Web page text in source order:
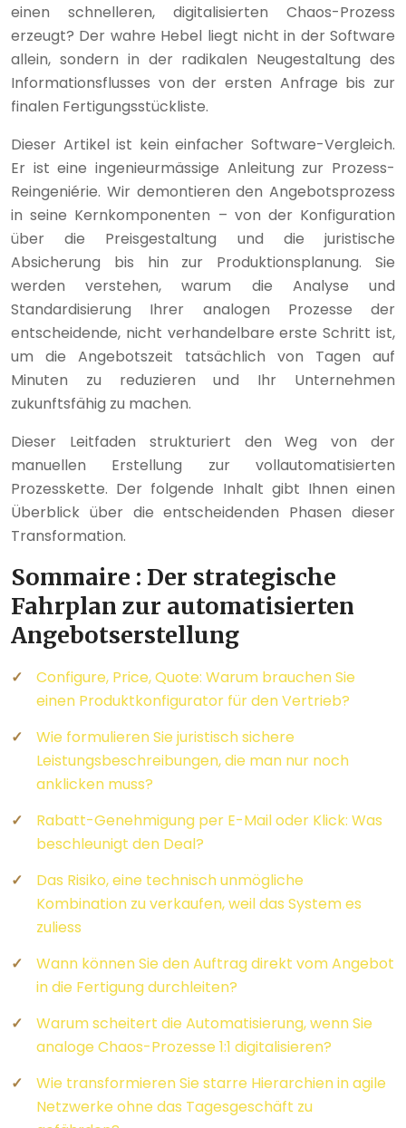
einen schnelleren, digitalisierten Chaos-Prozess
erzeugt? Der wahre Hebel liegt nicht in der Software
allein, sondern in der radikalen Neugestaltung des
Informationsflusses von der ersten Anfrage bis zur
finalen Fertigungsstückliste.
Dieser Artikel ist kein einfacher Software-Vergleich.
Er ist eine ingenieurmässige Anleitung zur Prozess-
Reingeniérie. Wir demontieren den Angebotsprozess
in seine Kernkomponenten – von der Konfiguration
über die Preisgestaltung und die juristische
Absicherung bis hin zur Produktionsplanung. Sie
werden verstehen, warum die Analyse und
Standardisierung Ihrer analogen Prozesse der
entscheidende, nicht verhandelbare erste Schritt ist,
um die Angebotszeit tatsächlich von Tagen auf
Minuten zu reduzieren und Ihr Unternehmen
zukunftsfähig zu machen.
Dieser Leitfaden strukturiert den Weg von der
manuellen Erstellung zur vollautomatisierten
Prozesskette. Der folgende Inhalt gibt Ihnen einen
Überblick über die entscheidenden Phasen dieser
Transformation.
Sommaire : Der strategische
Fahrplan zur automatisierten
Angebotserstellung
Configure, Price, Quote: Warum brauchen Sie
einen Produktkonfigurator für den Vertrieb?
Wie formulieren Sie juristisch sichere
Leistungsbeschreibungen, die man nur noch
anklicken muss?
Rabatt-Genehmigung per E-Mail oder Klick: Was
beschleunigt den Deal?
Das Risiko, eine technisch unmögliche
Kombination zu verkaufen, weil das System es
zuliess
Wann können Sie den Auftrag direkt vom Angebot
in die Fertigung durchleiten?
Warum scheitert die Automatisierung, wenn Sie
analoge Chaos-Prozesse 1:1 digitalisieren?
Wie transformieren Sie starre Hierarchien in agile
Netzwerke ohne das Tagesgeschäft zu